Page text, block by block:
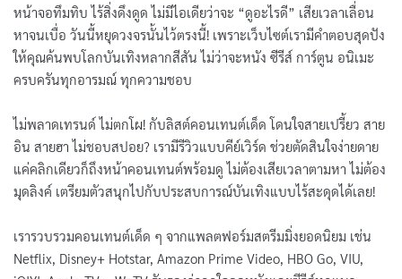
หน้าจอทึมทิบ ไร้สิ่งดึงดูด ไม่มีไอเดียว่าจะ “ดูอะไรดี” เสียเวลาเลื่อน
หาจนเบื่อ วันนี้หยุดวงจรนั้นไว้ตรงนี้! เพราะเว็บไซต์เรามีคำตอบสุดปัง
ให้คุณค้นพบโลกบันเทิงหลากสีสัน ไม่ว่าจะหนัง ซีรีส์ การ์ตูน อนิเมะ
ครบครันทุกอารมณ์ ทุกความชอบ
ไม่พลาดเทรนด์ ไม่ตกโผ! กับลิสต์คอนเทนต์เด็ด โดนใจสายเปรี้ยว สาย
อิน สายฮา ไม่ชอบสปอย? เรามีรีวิวแบบคีย์เวิร์ด ช่วยตัดสินใจง่ายดาย
แค่คลิกเดียวก็ถึงหน้าคอนเทนต์พร้อมดู ไม่ต้องเสียเวลาตามหา ไม่ต้อง
มุดลิงค์ เตรียมตัวสนุกไปกับประสบการณ์บันเทิงแบบไร้สะดุดได้เลย!
เรารวบรวมคอนเทนต์เด็ด ๆ จากแพลตฟอร์มสตรีมมิ่งยอดนิยม เช่น
Netflix, Disney+ Hotstar, Amazon Prime Video, HBO Go, VIU,